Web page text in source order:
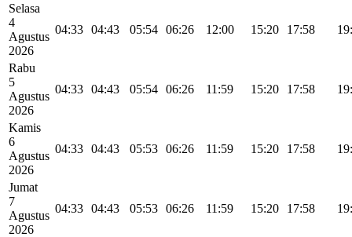
Selasa
4
Agustus
2026
04:33 04:43 05:54 06:26 12:00 15:20 17:58
Rabu
5
Agustus
2026
04:33 04:43 05:54 06:26 11:59 15:20 17:58
Kamis
6
Agustus
2026
04:33 04:43 05:53 06:26 11:59 15:20 17:58
Jumat
7
Agustus
2026
04:33 04:43 05:53 06:26 11:59 15:20 17:58